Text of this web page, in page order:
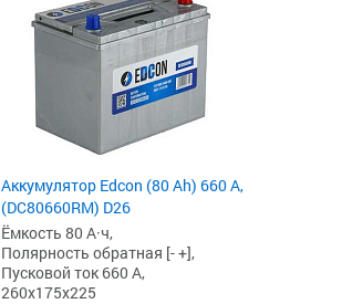
Аккумулятор Edcon (80 Ah) 660 А,
(DC80660RM) D26
Ёмкость 80 А·ч,
Полярность обратная [- +],
Пусковой ток 660 А,
260x175x225